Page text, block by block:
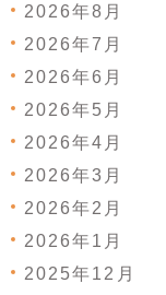
2026年8月
2026年7月
2026年6月
2026年5月
2026年4月
2026年3月
2026年2月
2026年1月
2025年12月